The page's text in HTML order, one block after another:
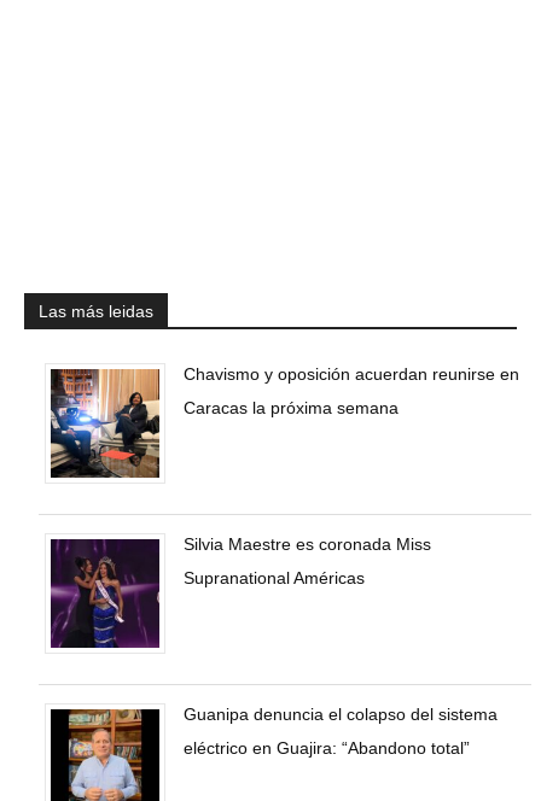
Las más leidas
Chavismo y oposición acuerdan reunirse en
Caracas la próxima semana
Silvia Maestre es coronada Miss
Supranational Américas
Guanipa denuncia el colapso del sistema
eléctrico en Guajira: “Abandono total”